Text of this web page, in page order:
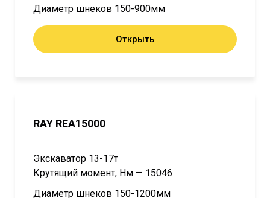
Диаметр шнеков 150-900мм
Открыть
RAY REA15000
Экскаватор 13-17т
Крутящий момент, Нм — 15046
Диаметр шнеков 150-1200мм